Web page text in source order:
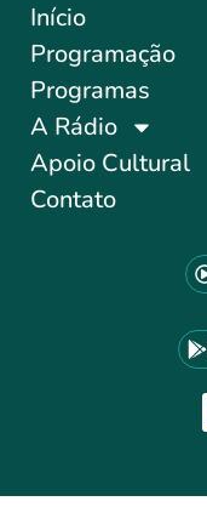
Início
Programação
Programas
A Rádio
Apoio Cultural
Contato